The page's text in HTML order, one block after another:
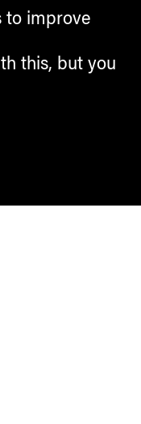
to improve
this, but you